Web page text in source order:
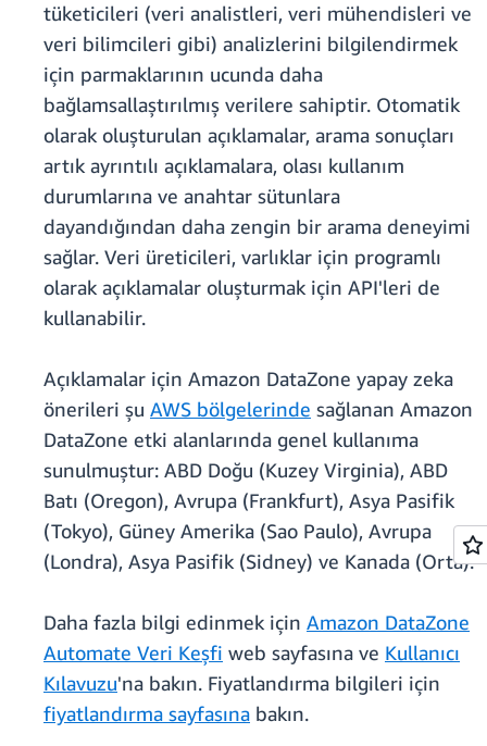
tüketicileri (veri analistleri, veri mühendisleri ve
veri bilimcileri gibi) analizlerini bilgilendirmek
için parmaklarının ucunda daha
bağlamsallaştırılmış verilere sahiptir. Otomatik
olarak oluşturulan açıklamalar, arama sonuçları
artık ayrıntılı açıklamalara, olası kullanım
durumlarına ve anahtar sütunlara
dayandığından daha zengin bir arama deneyimi
sağlar. Veri üreticileri, varlıklar için programlı
olarak açıklamalar oluşturmak için API'leri de
kullanabilir.
Açıklamalar için Amazon DataZone yapay zeka
önerileri şu AWS bölgelerinde sağlanan Amazon
DataZone etki alanlarında genel kullanıma
sunulmuştur: ABD Doğu (Kuzey Virginia), ABD
Batı (Oregon), Avrupa (Frankfurt), Asya Pasifik
(Tokyo), Güney Amerika (Sao Paulo), Avrupa
(Londra), Asya Pasifik (Sidney) ve Kanada (Orta).
Daha fazla bilgi edinmek için Amazon DataZone
Automate Veri Keşfi web sayfasına ve Kullanıcı
Kılavuzu'na bakın. Fiyatlandırma bilgileri için
fiyatlandırma sayfasına bakın.